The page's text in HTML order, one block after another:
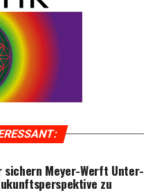
sichern Mey­er-Werft Unter­
zu